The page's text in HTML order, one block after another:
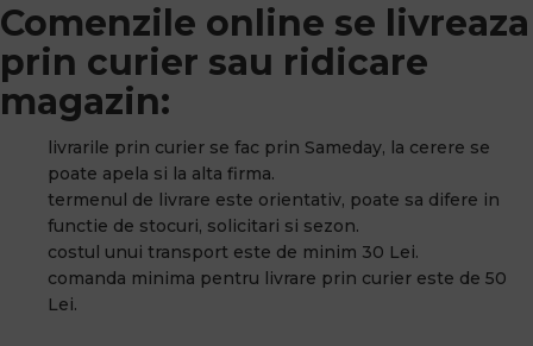
Comenzile online se livreaza
prin curier sau ridicare
magazin:
livrarile prin curier se fac prin Sameday, la cerere se
poate apela si la alta firma.
termenul de livrare este orientativ, poate sa difere in
functie de stocuri, solicitari si sezon.
costul unui transport este de minim 30 Lei.
comanda minima pentru livrare prin curier este de 50
Lei.